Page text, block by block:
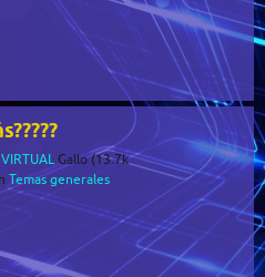
Gallo (13.7k
Temas generales